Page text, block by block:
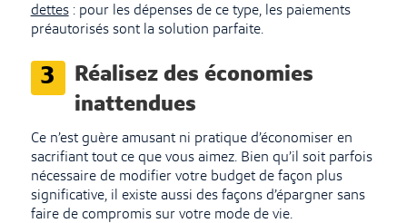
dettes: pour les dépenses de ce type, les paiements
préautorisés sont la solution parfaite.
3
Réalisez des économies
inattendues
Ce n’est guère amusant ni pratique d’économiser en
sacrifiant tout ce que vous aimez. Bien qu’il soit parfois
nécessaire de modifier votre budget de façon plus
significative, il existe aussi des façons d’épargner sans
faire de compromis sur votre mode de vie.